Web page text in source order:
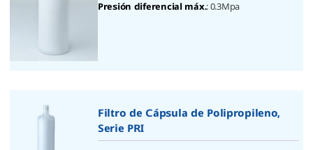
Presión diferencial máx.: 0.3Mpa
Filtro de Cápsula de Polipropileno,
Serie PRI